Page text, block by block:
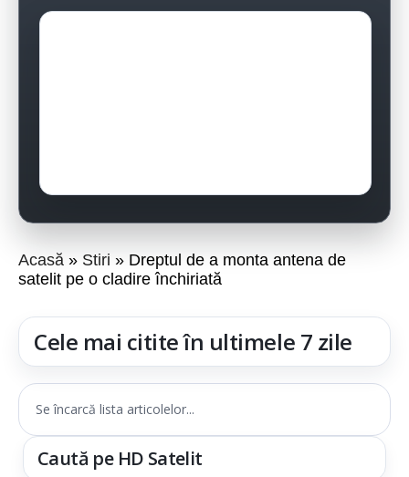
Acasă Stiri
Dreptul de a monta antena de
satelit pe o cladire închiriată
Cele mai citite în ultimele 7 zile
Se încarcă lista articolelor...
Caută pe HD Satelit